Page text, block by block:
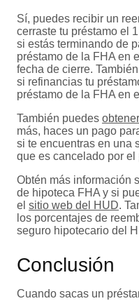
Sí, puedes recibir un
cerraste tu préstamo el
si estás terminando de
préstamo de la FHA en
fecha de cierre.
si refinancias tu
préstamo de la FHA en
También puedes
más, haces un pago
si te encuentras en una
que es cancelado por
Obtén más información
de hipoteca FHA y si
el sitio web del HUD.
los porcentajes de
seguro hipotecario del
Conclusión
Cuando sacas un